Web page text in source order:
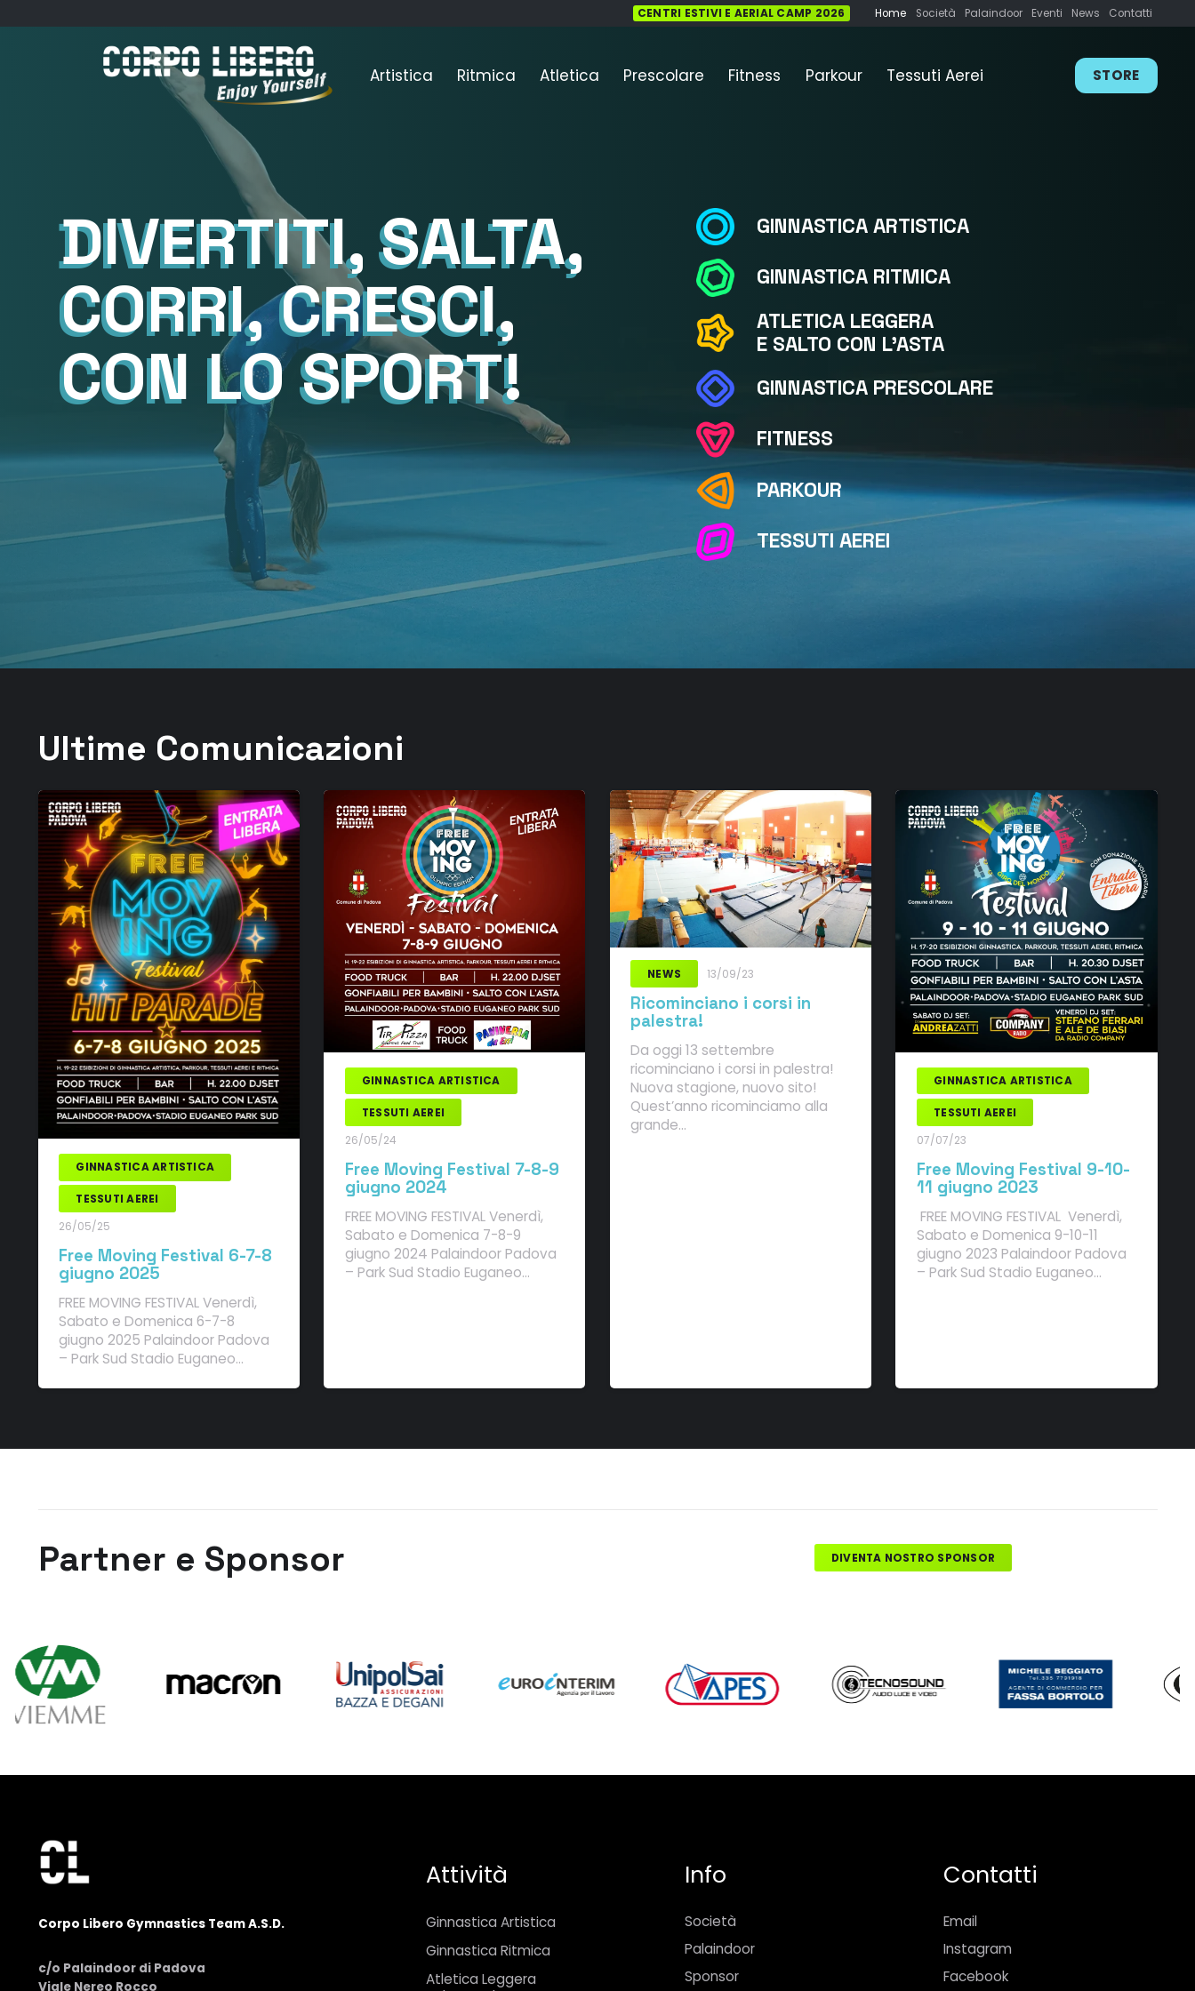
CENTRI ESTIVI E AERIAL CAMP 2026 Home Società Palaindoor Eventi News Contatti
Artistica Ritmica Atletica Prescolare Fitness Parkour Tessuti Aerei STORE
DIVERTITI, SALTA,
CORRI, CRESCI,
CON LO SPORT!
GINNASTICA ARTISTICA
GINNASTICA RITMICA
ATLETICA LEGGERA
E SALTO CON L’ASTA
GINNASTICA PRESCOLARE
FITNESS
PARKOUR
TESSUTI AEREI
Ultime Comunicazioni
GINNASTICA ARTISTICA
TESSUTI AEREI
26/05/25
Free Moving Festival 6-7-8
giugno 2025
FREE MOVING FESTIVAL Venerdì,
Sabato e Domenica 6-7-8
giugno 2025 Palaindoor Padova
– Park Sud Stadio Euganeo…
GINNASTICA ARTISTICA
TESSUTI AEREI
26/05/24
Free Moving Festival 7-8-9
giugno 2024
FREE MOVING FESTIVAL Venerdì,
Sabato e Domenica 7-8-9
giugno 2024 Palaindoor Padova
– Park Sud Stadio Euganeo…
NEWS 13/09/23
Ricominciano i corsi in
palestra!
Da oggi 13 settembre
ricominciano i corsi in palestra!
Nuova stagione, nuovo sito!
Quest’anno ricominciamo alla
grande…
GINNASTICA ARTISTICA
TESSUTI AEREI
07/07/23
Free Moving Festival 9-10-
11 giugno 2023
FREE MOVING FESTIVAL Venerdì,
Sabato e Domenica 9-10-11
giugno 2023 Palaindoor Padova
– Park Sud Stadio Euganeo…
Partner e Sponsor DIVENTA NOSTRO SPONSOR
Corpo Libero Gymnastics Team A.S.D.
c/o Palaindoor di Padova
Viale Nereo Rocco
Attività
Ginnastica Artistica
Ginnastica Ritmica
Atletica Leggera
Info
Società
Palaindoor
Sponsor
Contatti
Email
Instagram
Facebook